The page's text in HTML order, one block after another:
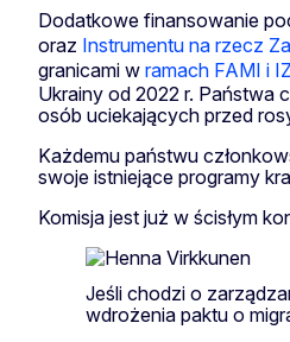
Dodatkowe finansowanie
oraz Instrumentu na rzecz
granicami w ramach FAMI i
Ukrainy od 2022 r. Państwa
osób uciekających przed
Każdemu państwu
swoje istniejące programy
Komisja jest już w ścisłym
Jeśli chodzi o
wdrożenia paktu o